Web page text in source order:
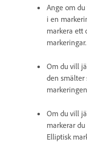
Ange om
i en
markera ett
markeringar.
Om du vill
den smälter
Om du vill
markerar
Elliptisk